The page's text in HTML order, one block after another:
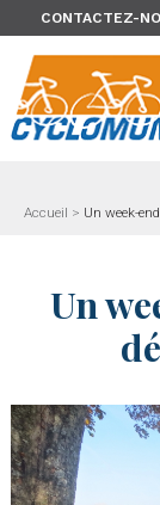
CONTACTEZ-
Accueil > Un week-
Un